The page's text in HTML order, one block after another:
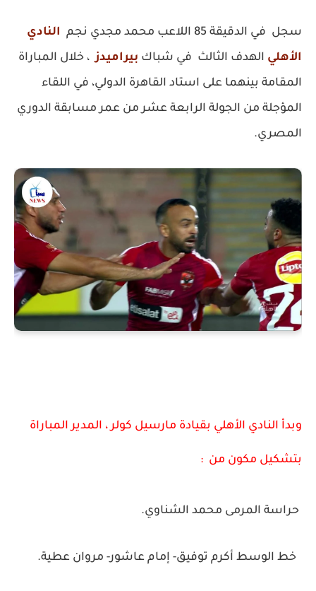
سجل في الدقيقة 85 اللاعب محمد مجدي نجم
النادي
الأهلي الهدف الثالث في شباك بيراميدز، خلال المباراة
المقامة بينهما على استاد القاهرة الدولي، في اللقاء
المؤجلة من الجولة الرابعة عشر من عمر مسابقة الدوري
المصري.
وبدأ النادي الأهلي بقيادة مارسيل كولر ، المدير المباراة
بتشكيل مكون من :
حراسة المرمى محمد الشناوي.
خط الوسط أكرم توفيق- إمام عاشور- مروان عطية.